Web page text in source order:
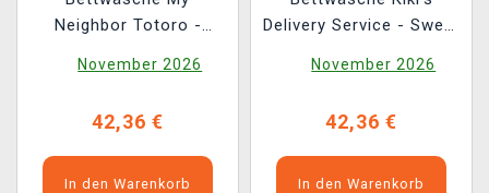
Neighbor Totoro -
November 2026
42,36 €
In den Warenkorb
Delivery Service - Sweet
November 2026
42,36 €
In den Warenkorb